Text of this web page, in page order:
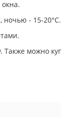
ночью - 15-20°C.
Также можно